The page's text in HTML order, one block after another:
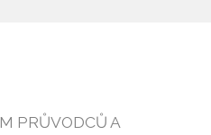
PRŮVODCŮ A